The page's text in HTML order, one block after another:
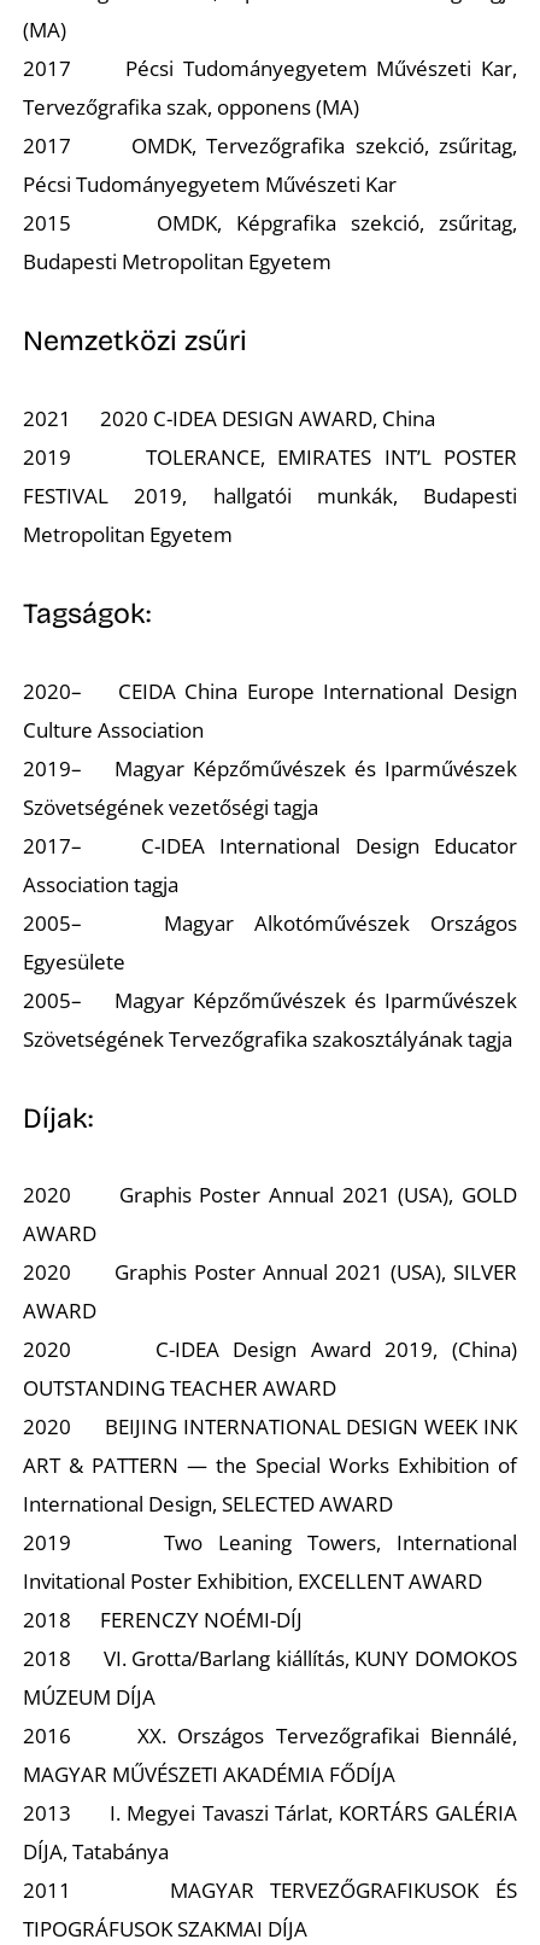
(MA)
2017 Pécsi Tudományegyetem Művészeti Kar,
Tervezőgrafika szak, opponens (MA)
2017 OMDK, Tervezőgrafika szekció, zsűritag,
Pécsi Tudományegyetem Művészeti Kar
2015 OMDK, Képgrafika szekció, zsűritag,
Budapesti Metropolitan Egyetem
Nemzetközi zsűri
2021 2020 C-IDEA DESIGN AWARD, China
2019 TOLERANCE, EMIRATES INT’L POSTER
FESTIVAL 2019, hallgatói munkák, Budapesti
Metropolitan Egyetem
Tagságok:
2020– CEIDA China Europe International Design
Culture Association
2019– Magyar Képzőművészek és Iparművészek
Szövetségének vezetőségi tagja
2017– C-IDEA International Design Educator
Association tagja
2005– Magyar Alkotóművészek Országos
Egyesülete
2005– Magyar Képzőművészek és Iparművészek
Szövetségének Tervezőgrafika szakosztályának tagja
Díjak:
2020 Graphis Poster Annual 2021 (USA), GOLD
AWARD
2020 Graphis Poster Annual 2021 (USA), SILVER
AWARD
2020 C-IDEA Design Award 2019, (China)
OUTSTANDING TEACHER AWARD
2020 BEIJING INTERNATIONAL DESIGN WEEK INK
ART & PATTERN — the Special Works Exhibition of
International Design, SELECTED AWARD
2019 Two Leaning Towers, International
Invitational Poster Exhibition, EXCELLENT AWARD
2018 FERENCZY NOÉMI-DÍJ
2018 VI. Grotta/Barlang kiállítás, KUNY DOMOKOS
MÚZEUM DÍJA
2016 XX. Országos Tervezőgrafikai Biennálé,
MAGYAR MŰVÉSZETI AKADÉMIA FŐDÍJA
2013 I. Megyei Tavaszi Tárlat, KORTÁRS GALÉRIA
DÍJA, Tatabánya
2011 MAGYAR TERVEZŐGRAFIKUSOK ÉS
TIPOGRÁFUSOK SZAKMAI DÍJA